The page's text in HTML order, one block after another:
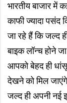
भारतीय बाजार
काफी ज्यादा पसंद
जा रहे हैं कि जल्द
बाइक लॉन्च होने
आपको बेहद ही
देखने को मिल
जल्द ही अपनी नई